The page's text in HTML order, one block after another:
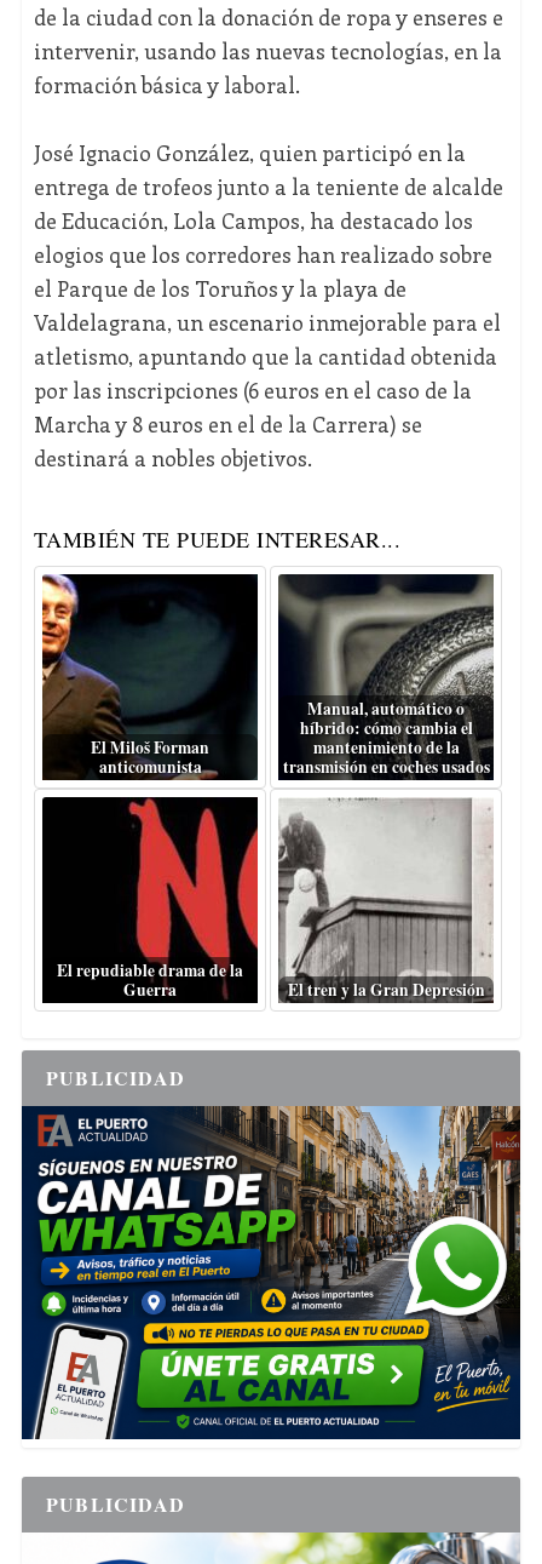
de la ciudad con la donación de ropa y enseres e
intervenir, usando las nuevas tecnologías, en la
formación básica y laboral.
José Ignacio González, quien participó en la
entrega de trofeos junto a la teniente de alcalde
de Educación, Lola Campos, ha destacado los
elogios que los corredores han realizado sobre
el Parque de los Toruños y la playa de
Valdelagrana, un escenario inmejorable para el
atletismo, apuntando que la cantidad obtenida
por las inscripciones (6 euros en el caso de la
Marcha y 8 euros en el de la Carrera) se
destinará a nobles objetivos.
TAMBIÉN TE PUEDE INTERESAR...
El Miloš Forman
anticomunista
Manual, automático o
híbrido: cómo cambia el
mantenimiento de la
transmisión en coches usados
El repudiable drama de la
Guerra
El tren y la Gran Depresión
PUBLICIDAD
PUBLICIDAD